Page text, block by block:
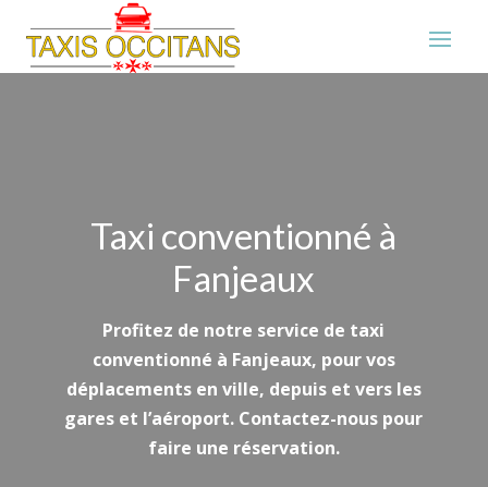
Taxi conventionné à
Fanjeaux
Profitez de notre service de taxi
conventionné à Fanjeaux, pour vos
déplacements en ville, depuis et vers les
gares et l’aéroport. Contactez-nous pour
faire une réservation.